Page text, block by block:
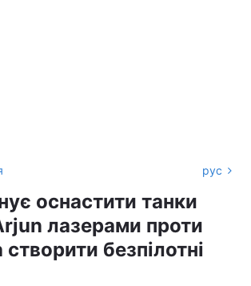
рус
оснастити танки
лазерами проти
створити безпілотні